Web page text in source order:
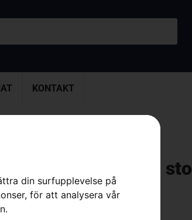
din surfupplevelse på
för att analysera vår
KONTAKT
8″, X-Tough Light,
599656672
Motorsågssvärd,Skärutrustning